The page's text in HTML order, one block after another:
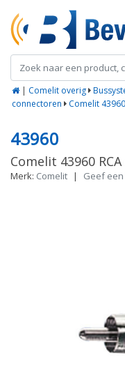
| Comelit overig
connectoren
Comelit
43960
Comelit 43960
Merk: Comelit | Geef